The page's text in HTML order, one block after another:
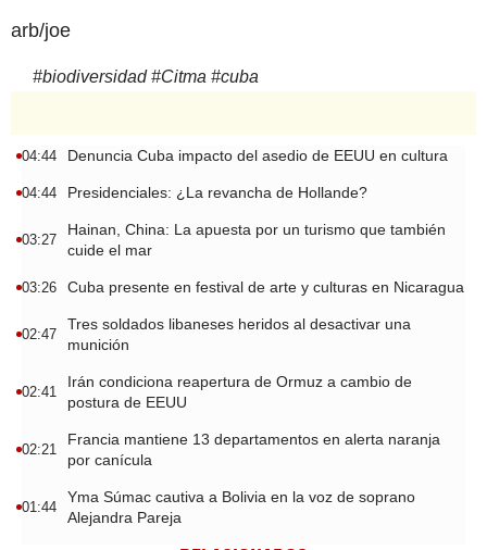
arb/joe
#biodiversidad#Citma #cuba
04:44 Denuncia Cuba impacto del asedio de EEUU en cultura
04:44 Presidenciales: ¿La revancha de Hollande?
03:27
Hainan, China: La apuesta por un turismo que también
cuide el mar
03:26 Cuba presente en festival de arte y culturas en Nicaragua
02:47
Tres soldados libaneses heridos al desactivar una
munición
02:41
Irán condiciona reapertura de Ormuz a cambio de
postura de EEUU
02:21
Francia mantiene 13 departamentos en alerta naranja
por canícula
01:44
Yma Súmac cautiva a Bolivia en la voz de soprano
Alejandra Pareja